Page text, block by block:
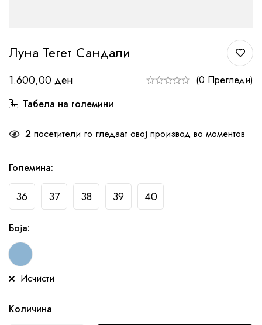
Луна Тегет Сандали
1.600,00ден
(0 Прегледи)
Табела на големини
2 посетители го гледаат овој производ во моментов
Големина:
36 37 38 39 40
Боја:
Исчисти
Количина